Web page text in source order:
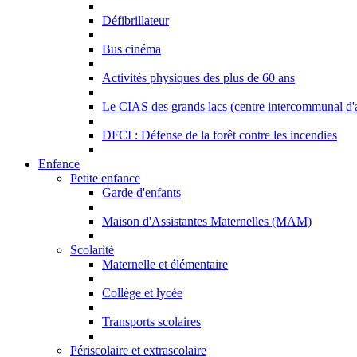
Défibrillateur
Bus cinéma
Activités physiques des plus de 60 ans
Le CIAS des grands lacs (centre intercommunal
DFCI : Défense de la forêt contre les incendies
Enfance
Petite enfance
Garde d'enfants
Maison d'Assistantes Maternelles (MAM)
Scolarité
Maternelle et élémentaire
Collège et lycée
Transports scolaires
Périscolaire et extrascolaire